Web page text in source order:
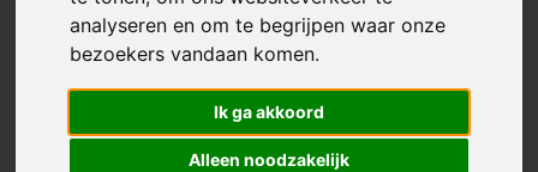
analyseren en om te begrijpen waar onze
bezoekers vandaan komen.
Ik ga akkoord
Alleen noodzakelijk